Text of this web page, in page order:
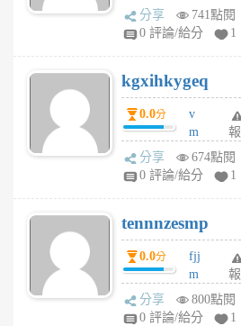
wi
w
6
個
月
前
分享
741點閱
0 評論/給分
1
kgxihkygeq
0.0分
v
m
sg
sr
6
個
月
前
報
分享
674點閱
0 評論/給分
1
tennnzesmp
0.0分
fjj
m
w
rs
報
分享
800點閱
0 評論/給分
1